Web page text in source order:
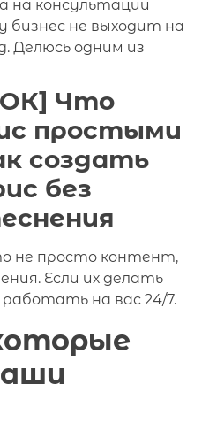
на консультации
бизнес не выходит на
Делюсь одним из
Что
простыми
создать
без
не просто контент,
Если их делать
на вас 24/7.